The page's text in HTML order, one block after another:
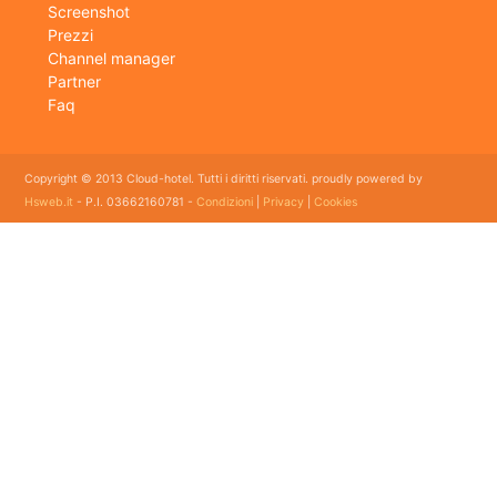
Screenshot
Prezzi
Channel manager
Partner
Faq
Copyright © 2013 Cloud-hotel. Tutti i diritti riservati. proudly powered by
Hsweb.it - P.I. 03662160781 -Condizioni Privacy |Cookies